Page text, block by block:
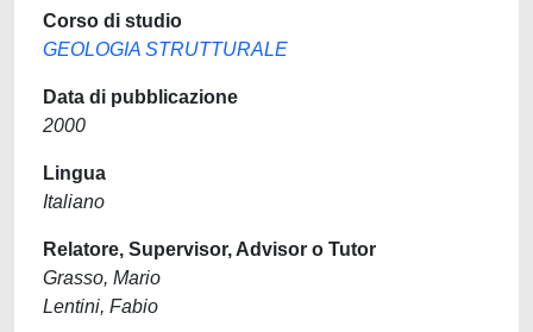
Corso di studio
GEOLOGIA STRUTTURALE
Data di pubblicazione
2000
Lingua
Italiano
Relatore, Supervisor, Advisor o Tutor
Grasso, Mario
Lentini, Fabio